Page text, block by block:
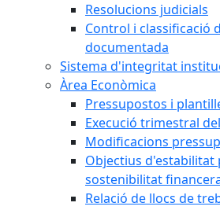
Resolucions judicials
Control i classificació
documentada
Sistema d'integritat
Àrea Econòmica
Pressupostos i
Execució trimestral
Modificacions
Objectius d'estabilitat
sostenibilitat
Relació de llocs de